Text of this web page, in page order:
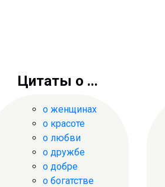
Цитаты о ...
о женщинах
о красоте
о любви
о дружбе
о добре
о богатстве